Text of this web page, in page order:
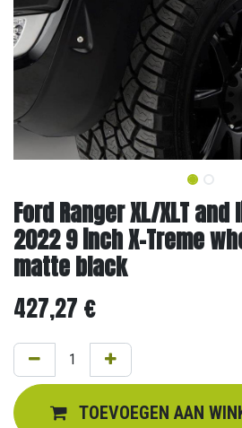
Ford Ranger XL/XLT
2022 9 inch X-Treme
matte black
427,27 €
TOEVOEGEN AAN